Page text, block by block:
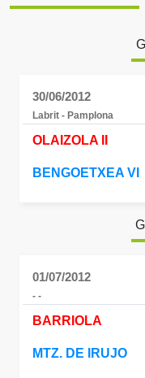
30/06/2012
Labrit - Pamplona
OLAIZOLA II
BENGOETXEA VI
01/07/2012
- -
BARRIOLA
MTZ. DE IRUJO